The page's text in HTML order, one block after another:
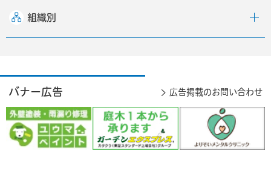
組織別
バナー広告 広告掲載のお問い合わせ